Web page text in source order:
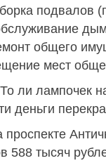
подвалов
общего
мест
ли лампочек
деньги
проспекте
588 тысяч